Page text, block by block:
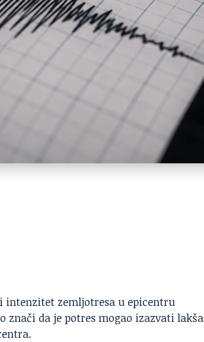
intenzitet zemljotresa u epicentru
znači da je potres mogao izazvati lakša